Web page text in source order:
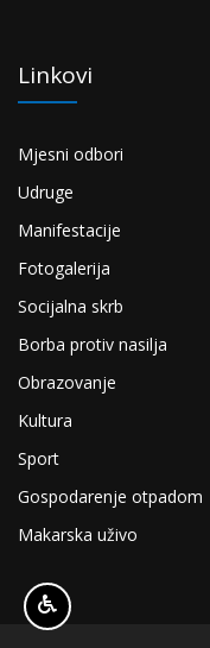
Linkovi
Mjesni odbori
Udruge
Manifestacije
Fotogalerija
Socijalna skrb
Borba protiv nasilja
Obrazovanje
Kultura
Sport
Gospodarenje otpadom
Makarska uživo